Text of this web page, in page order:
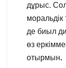
дұрыс. Сол
де биыл
өз
отырмын.